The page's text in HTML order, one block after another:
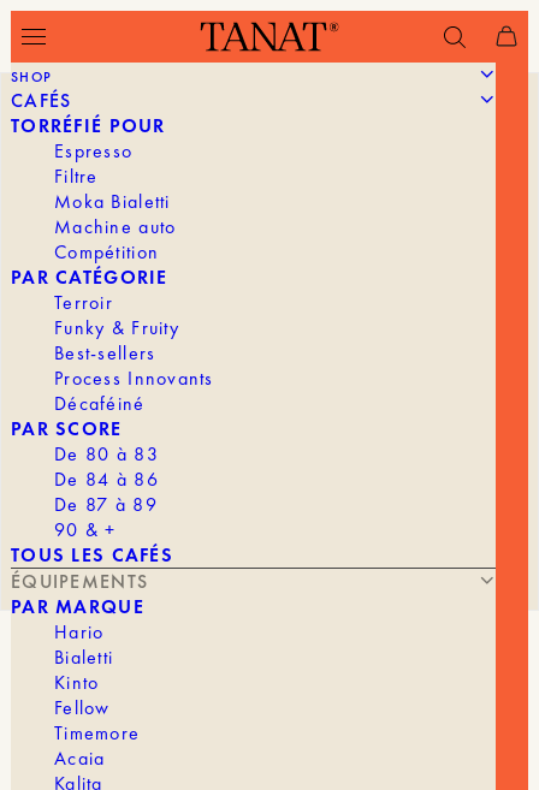
SHOP
CAFÉS
TORRÉFIÉ POUR
Espresso
Filtre
Moka Bialetti
Machine auto
Compétition
PAR CATÉGORIE
Terroir
Funky & Fruity
Best-sellers
Process Innovants
Décaféiné
PAR SCORE
De 80 à 83
De 84 à 86
De 87 à 89
90 & +
TOUS LES CAFÉS
ÉQUIPEMENTS
PAR MARQUE
Hario
Bialetti
Kinto
Fellow
Timemore
Acaia
Kalita
FILTRE ACIER INOXYDABLE